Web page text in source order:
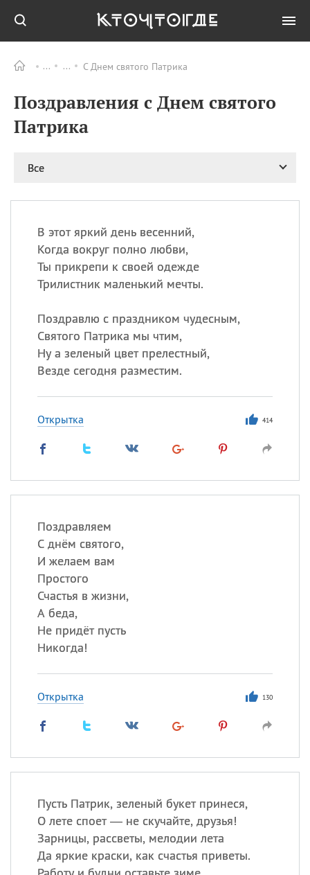
С Днем святого Патрика
Поздравления с Днем святого
Патрика
Все
В этот яркий день весенний,
Когда вокруг полно любви,
Ты прикрепи к своей одежде
Трилистник маленький мечты.
Поздравлю с праздником чудесным,
Святого Патрика мы чтим,
Ну а зеленый цвет прелестный,
Везде сегодня разместим.
Открытка 414
Поздравляем
С днём святого,
И желаем вам
Простого
Счастья в жизни,
А беда,
Не придёт пусть
Никогда!
Открытка 130
Пусть Патрик, зеленый букет принеся,
О лете споет — не скучайте, друзья!
Зарницы, рассветы, мелодии лета
Да яркие краски, как счастья приветы.
ПРАЗДНИКИ
06.08 Преображение
Романа и Давида
День ассирийских
мучеников
07.08
Национальный день
маяка
ИМЕНА
Сегодня празднуют именины
, Афанасий,Борис